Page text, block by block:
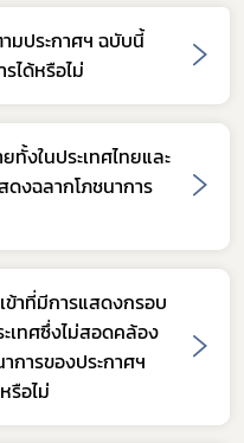
มประกาศฯ ฉบับนี้
ได้หรือไม่
งในประเทศไทยและ
ดงฉลากโภชนาการ
าที่มีการแสดงกรอบ
เทศซึ่งไม่สอดคล้อง
การของประกาศฯ
รือไม่